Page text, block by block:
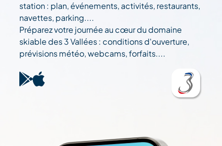
station : plan, événements, activités, restaurants,
navettes, parking....
Préparez votre journée au cœur du domaine
skiable des 3 Vallées : conditions d'ouverture,
prévisions météo, webcams, forfaits....